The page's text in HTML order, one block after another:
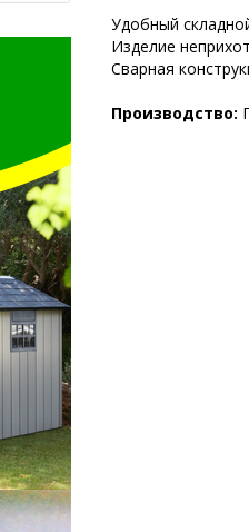
Удобный
Изделие
Сварная
Производство: